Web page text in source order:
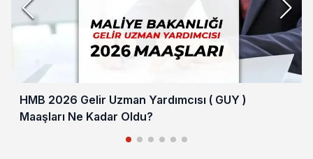
HMB 2026 Gelir Uzman Yardımcısı ( GUY )
Maaşları Ne Kadar Oldu?